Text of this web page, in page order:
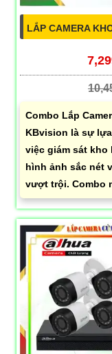
LẮP CAMERA
Combo Lắp
KBvision là sự
việc giám sát
hình ảnh sắc nét
vượt trội. Combo